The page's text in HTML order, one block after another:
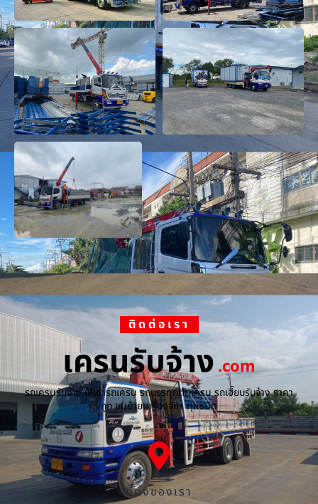
ติดต่อเรา
เครนรับจ้าง.com
รถเครนรับจ้าง ให้เช่ารถเครน รถบรรทุกติดเครน รถเฮี๊ยบรับจ้าง ราคา
ถูก ขนย้ายเครื่องจักร ทุกชนิด
ที่ตั้งของเรา